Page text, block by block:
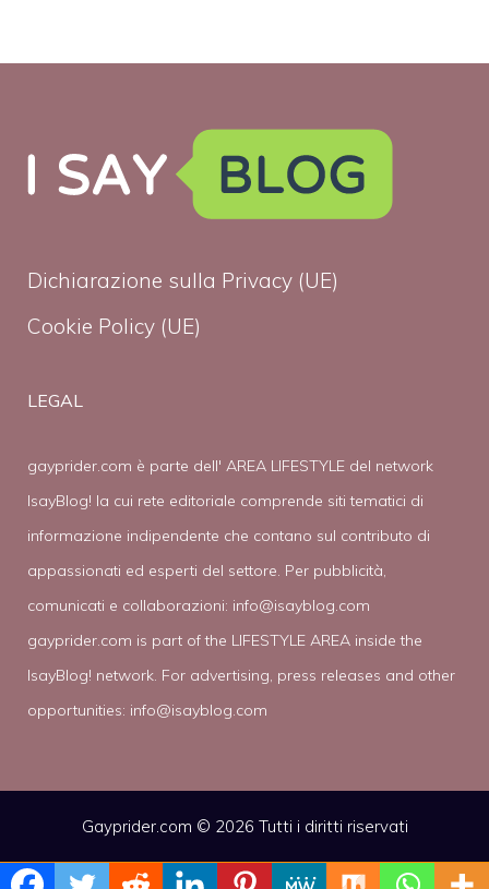
Dichiarazione sulla Privacy (UE)
Cookie Policy (UE)
LEGAL
gayprider.com è parte dell' AREA LIFESTYLE del network
IsayBlog! la cui rete editoriale comprende siti tematici di
informazione indipendente che contano sul contributo di
appassionati ed esperti del settore. Per pubblicità,
comunicati e collaborazioni: info@isayblog.com
gayprider.com is part of the LIFESTYLE AREA inside the
IsayBlog! network. For advertising, press releases and other
opportunities: info@isayblog.com
Gayprider.com © 2026 Tutti i diritti riservati